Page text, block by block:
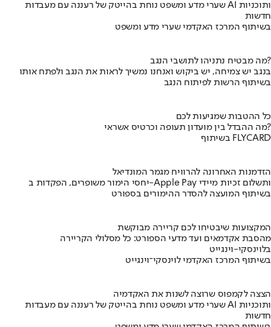
שערי מדע ומשפט נוחת בהייטק של רעננה עם מעבדות AI ותוכניות
חדשות
בשיתוף המרכז האקדמי שערי מדע ומשפט
מה מבטיח נתניהו לתושבי הנגב?
בנגב יש צמיחה, יש ביקוש ואנחנו נמשיך לראות את הנגב ולפתח אותו
בשיתוף הרשות לפיתוח הנגב
כל ההטבות שמגיעות לכם
מה ההבדל בין מועדון תעופה וכרטיס אשראי?
בשיתוף FLYCARD
הזדמנות האחרונה להרוויח מגמר המונדיאל
יחסי הימור משופרים, הפקדות ב-Apple Pay ותשלום זכיות מיידי
בשיתוף המועצה להסדר ההימורים בספורט
המקצועות שיבטיחו לכם קריירה מבוקשת
מהסבת אקדמאים ועד מדעי הספורט: כל מסלולי הקריירה
בלוינסקי-וינגייט
בשיתוף המרכז האקדמי לוינסקי־וינגייט
הצצה לקמפוס שרוצה לשנות את האקדמיה
שערי מדע ומשפט נוחת בהייטק של רעננה עם מעבדות AI ותוכניות
חדשות